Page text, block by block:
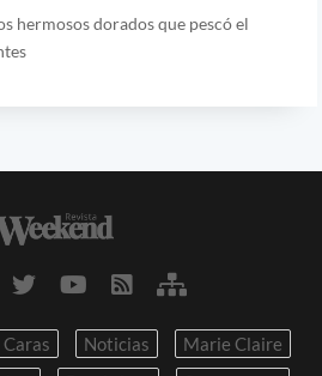
hermosos dorados que pescó el
Caras Noticias
Marie Claire